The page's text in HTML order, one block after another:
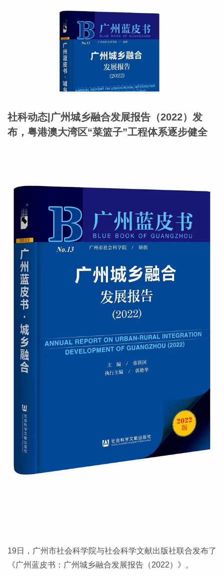
社科动态|广州城乡融合发展报告（2022）发
布，粤港澳大湾区“菜篮子”工程体系逐步健全
19日，广州市社会科学院与社会科学文献出版社联合发布了
《广州蓝皮书：广州城乡融合发展报告（2022）》。